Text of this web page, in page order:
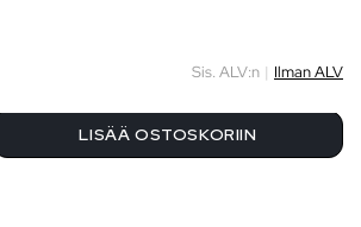
Sis. ALV:n | Ilman ALV
LISÄÄ OSTOSKORIIN